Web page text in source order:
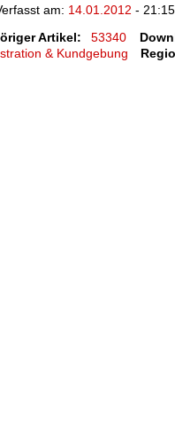
am: 14.01.2012 -
Artikel: 53340
& Kundgebung